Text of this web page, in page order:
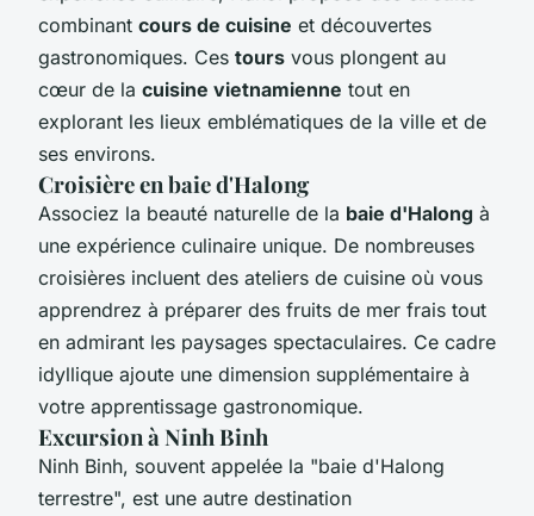
combinant cours de cuisine et découvertes
gastronomiques. Ces tours vous plongent au
cœur de la cuisine vietnamienne tout en
explorant les lieux emblématiques de la ville et de
ses environs.
Croisière en baie d'Halong
Associez la beauté naturelle de la baie d'Halong à
une expérience culinaire unique. De nombreuses
croisières incluent des ateliers de cuisine où vous
apprendrez à préparer des fruits de mer frais tout
en admirant les paysages spectaculaires. Ce cadre
idyllique ajoute une dimension supplémentaire à
votre apprentissage gastronomique.
Excursion à Ninh Binh
Ninh Binh, souvent appelée la "baie d'Halong
terrestre", est une autre destination